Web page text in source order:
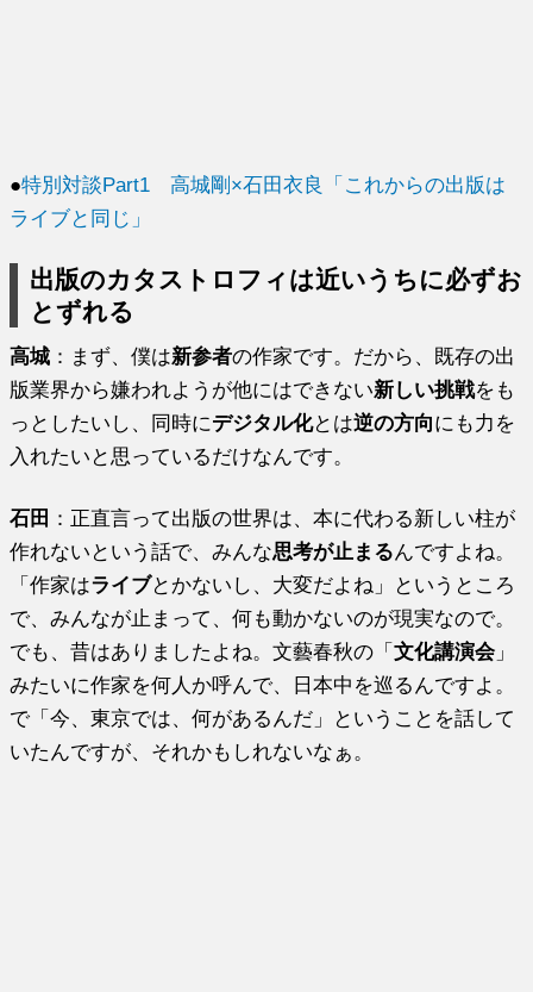
●特別対談Part1 高城剛×石田衣良「これからの出版は
ライブと同じ」
出版のカタストロフィは近いうちに必ずお
とずれる
高城 ：まず、僕は新参者の作家です。だから、既存の出
版業界から嫌われようが他にはできない新しい挑戦をも
っとしたいし、同時にデジタル化とは逆の方向にも力を
入れたいと思っているだけなんです。
石田 ：正直言って出版の世界は、本に代わる新しい柱が
作れないという話で、みんな思考が止まるんですよね。
「作家はライブとかないし、大変だよね」というところ
で、みんなが止まって、何も動かないのが現実なので。
でも、昔はありましたよね。文藝春秋の「文化講演会 」
みたいに作家を何人か呼んで、日本中を巡るんですよ。
で「今、東京では、何があるんだ」ということを話して
いたんですが、それかもしれないなぁ。